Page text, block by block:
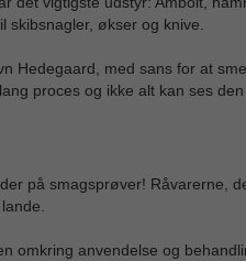
økser og knive.
Hedegaard, med sans for at
proces og ikke alt kan ses
på smagsprøver! Råvarerne,
omkring anvendelse og